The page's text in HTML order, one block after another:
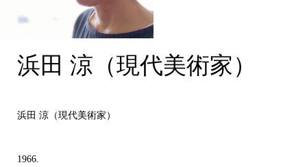
浜田 涼（現代美術家）
浜田 涼（現代美術家）
1966.